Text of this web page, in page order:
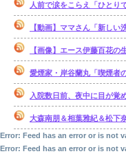
人前で涙をこらえ「ひとり
【動画】ママさん「新し
【画像】エース伊藤百花の
愛煙家・岸谷蘭丸「喫煙者
入院数日前、夜中に目が覚めたら体が動かなくて
大森南朋＆相葉雅紀＆松下
Error: Feed has an error or is not
Error: Feed has an error or is not